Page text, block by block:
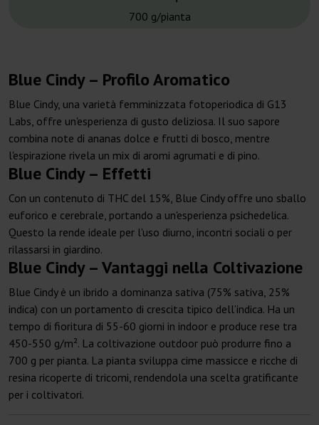
700 g/pianta
Blue Cindy – Profilo Aromatico
Blue Cindy, una varietà femminizzata fotoperiodica di G13
Labs, offre un'esperienza di gusto deliziosa. Il suo sapore
combina note di ananas dolce e frutti di bosco, mentre
l'espirazione rivela un mix di aromi agrumati e di pino.
Blue Cindy – Effetti
Con un contenuto di THC del 15%, Blue Cindy offre uno sballo
euforico e cerebrale, portando a un'esperienza psichedelica.
Questo la rende ideale per l'uso diurno, incontri sociali o per
rilassarsi in giardino.
Blue Cindy – Vantaggi nella Coltivazione
Blue Cindy è un ibrido a dominanza sativa (75% sativa, 25%
indica) con un portamento di crescita tipico dell’indica. Ha un
tempo di fioritura di 55-60 giorni in indoor e produce rese tra
450-550 g/m². La coltivazione outdoor può produrre fino a
700 g per pianta. La pianta sviluppa cime massicce e ricche di
resina ricoperte di tricomi, rendendola una scelta gratificante
per i coltivatori.